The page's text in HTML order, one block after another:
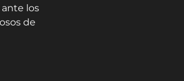
los
de